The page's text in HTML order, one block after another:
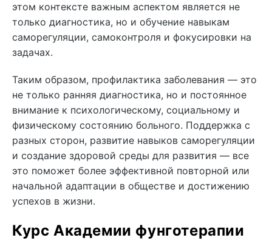
этом контексте важным аспектом является не
только диагностика, но и обучение навыкам
саморегуляции, самоконтроля и фокусировки на
задачах.
Таким образом, профилактика заболевания — это
не только ранняя диагностика, но и постоянное
внимание к психологическому, социальному и
физическому состоянию больного. Поддержка с
разных сторон, развитие навыков саморегуляции
и создание здоровой среды для развития — все
это поможет более эффективной повторной или
начальной адаптации в обществе и достижению
успехов в жизни.
Курс Академии фунготерапии